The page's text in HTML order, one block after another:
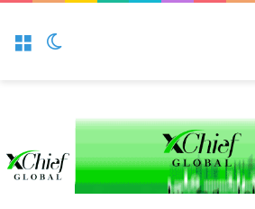
تغییر